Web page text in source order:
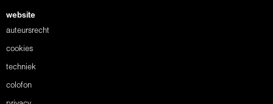
website
auteursrecht
cookies
techniek
colofon